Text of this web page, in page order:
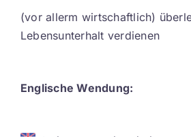
DE
(vor allerm wirtschaftlich)
Lebensunterhalt verdienen
Englische Wendung: